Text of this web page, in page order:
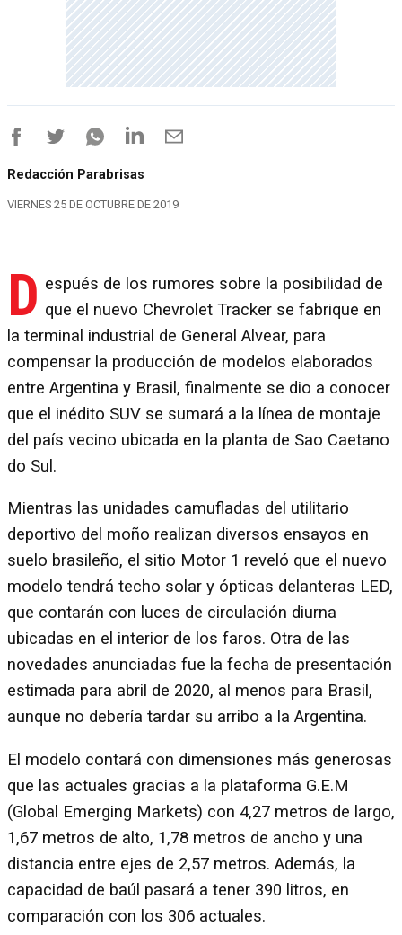
Redacción Parabrisas
VIERNES 25 DE OCTUBRE DE 2019
D espués de los rumores sobre la posibilidad de
que el nuevo Chevrolet Tracker se fabrique en
la terminal industrial de General Alvear, para
compensar la producción de modelos elaborados
entre Argentina y Brasil, finalmente se dio a conocer
que el inédito SUV se sumará a la línea de montaje
del país vecino ubicada en la planta de Sao Caetano
do Sul.
Mientras las unidades camufladas del utilitario
deportivo del moño realizan diversos ensayos en
suelo brasileño, el sitio Motor 1 reveló que el nuevo
modelo tendrá techo solar y ópticas delanteras LED,
que contarán con luces de circulación diurna
ubicadas en el interior de los faros. Otra de las
novedades anunciadas fue la fecha de presentación
estimada para abril de 2020, al menos para Brasil,
aunque no debería tardar su arribo a la Argentina.
El modelo contará con dimensiones más generosas
que las actuales gracias a la plataforma G.E.M
(Global Emerging Markets) con 4,27 metros de largo,
1,67 metros de alto, 1,78 metros de ancho y una
distancia entre ejes de 2,57 metros. Además, la
capacidad de baúl pasará a tener 390 litros, en
comparación con los 306 actuales.